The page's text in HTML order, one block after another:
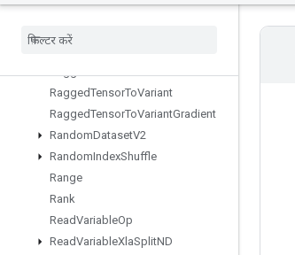
RaggedRange
RaggedTensorToVariant
RaggedTensorToVariantGradient
RandomDatasetV2
RandomIndexShuffle
Range
Rank
ReadVariableOp
ReadVariableXlaSplitND